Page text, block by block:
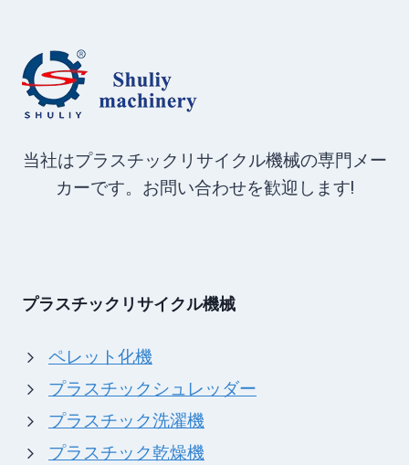
当社はプラスチックリサイクル機械の専門メー
カーです。お問い合わせを歓迎します!
プラスチックリサイクル機械
ペレット化機
プラスチックシュレッダー
プラスチック洗濯機
プラスチック乾燥機